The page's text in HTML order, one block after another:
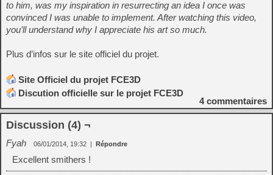
to him, was my inspiration in resurrecting an idea I once was
convinced I was unable to implement. After watching this video,
you’ll understand why I appreciate his art so much.
Plus d’infos sur le site officiel du projet.
Site Officiel du projet FCE3D
Discution officielle sur le projet FCE3D
4commentaires
Discussion (4) ¬
Fyah 06/01/2014, 19:32 | Répondre
Excellent smithers !